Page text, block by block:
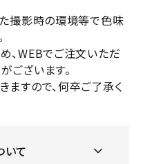
撮影時の環境等で色味
、WEBでご注文いただ
ございます。
ますので、何卒ご了承く
いて